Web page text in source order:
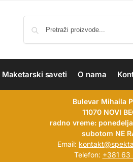
Maketarski saveti O nama
Bulevar Mihaila
11070 NOVI
radno vreme:
subotom NE
Email:
Telefon: +381 63